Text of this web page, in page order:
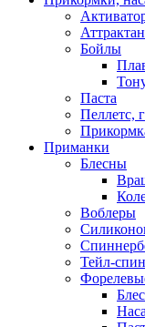
Бойлы
Паста
Пеллетс,
Приманки
Блесны
Воблеры
Тейл-